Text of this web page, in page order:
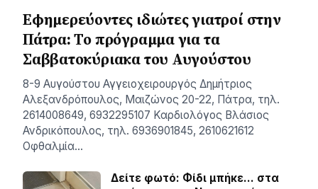
Εφημερεύοντες ιδιώτες γιατροί στην
Πάτρα: Το πρόγραμμα για τα
Σαββατοκύριακα του Αυγούστου
8-9 Αυγούστου Αγγειοχειρουργός Δημήτριος
Αλεξανδρόπουλος, Μαιζώνος 20-22, Πάτρα, τηλ.
2614008649, 6932295107 Καρδιολόγος Βλάσιος
Ανδρικόπουλος, τηλ. 6936901845, 2610621612
Οφθαλμία…
Δείτε φωτό: Φίδι μπήκε… στα